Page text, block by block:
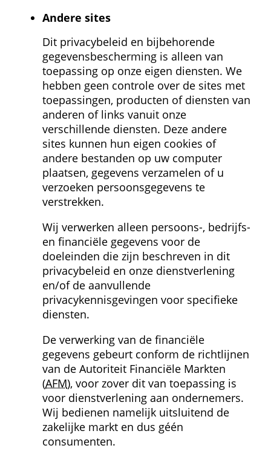
Andere sites
Dit privacybeleid en bijbehorende
gegevens­bescherming is alleen van
toepassing op onze eigen diensten. We
hebben geen controle over de sites met
toepassingen, producten of diensten van
anderen of links vanuit onze
verschillende diensten. Deze andere
sites kunnen hun eigen cookies of
andere bestanden op uw computer
plaatsen, gegevens verzamelen of u
verzoeken persoonsgegevens te
verstrekken.
Wij verwerken alleen persoons-, bedrijfs-
en financiële gegevens voor de
doeleinden die zijn beschreven in dit
privacybeleid en onze dienstverlening
en/of de aanvullende
privacykennisgevingen voor specifieke
diensten.
De verwerking van de financiële
gegevens gebeurt conform de richtlijnen
van de Autoriteit Financiële Markten
(AFM), voor zover dit van toepassing is
voor dienstverlening aan ondernemers.
Wij bedienen namelijk uitsluitend de
zakelijke markt en dus géén
consumenten.